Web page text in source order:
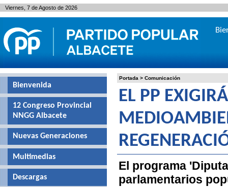
Portada > Comunicación
EL PP
El programa
parlamentarios
Bienvenida
12 Congreso Provincial
NNGG Albacete
Nuevas Generaciones
Multimedias
Descargas
Viernes, 7 de Agosto de 2026